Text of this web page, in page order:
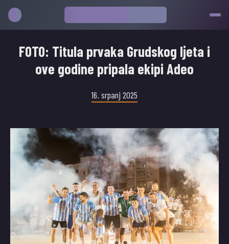
FOTO: Titula prvaka Grudskog ljeta i
ove godine pripala ekipi Adeo
16. srpanj 2025